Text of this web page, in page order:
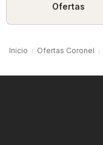
Ofertas
Inicio Ofertas Coronel